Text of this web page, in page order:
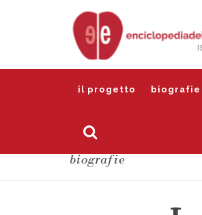
il progetto biografie
biografie